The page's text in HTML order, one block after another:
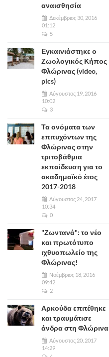
αναισθησία
Δεκέμβριος 30, 2016
01:12
5
Εγκαινιάστηκε ο
Ζωολογικός Κήπος
Φλώρινας (video,
pics)
Αύγουστος 19, 2016
10:02
3
Τα ονόματα των
επιτυχόντων της
Φλώρινας στην
τριτοβάθμια
εκπαίδευση για το
ακαδημαϊκό έτος
2017-2018
Αύγουστος 24, 2017
10:34
0
"Ζωντανά": το νέο
και πρωτότυπο
ιχθυοπωλείο της
Φλώρινας!
Νοέμβριος 18, 2016
09:42
2
Αρκούδα επιτέθηκε
και τραυμάτισε
άνδρα στη Φλώρινα
Αύγουστος 20, 2017
14:29